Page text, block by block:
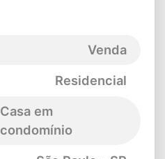
Venda
Residencial
Casa em
condomínio